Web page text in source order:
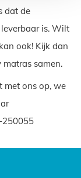
dat de
is. Wilt
ook! Kijk dan
samen.
met ons op, we
250055